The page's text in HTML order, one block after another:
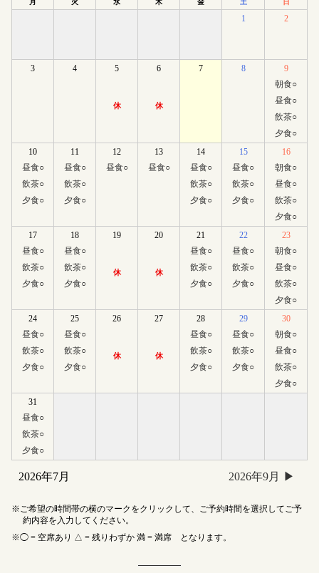
月 火 水 木 金 土 日
1 2
3 4 5
休
6
休
7 8
9
朝食○
昼食○
飲茶○
夕食○
10
昼食○
飲茶○
夕食○
11
昼食○
飲茶○
夕食○
12
昼食○
13
昼食○
14
昼食○
飲茶○
夕食○
15
昼食○
飲茶○
夕食○
16
朝食○
昼食○
飲茶○
夕食○
17
昼食○
飲茶○
夕食○
18
昼食○
飲茶○
夕食○
19
休
20
休
21
昼食○
飲茶○
夕食○
22
昼食○
飲茶○
夕食○
23
朝食○
昼食○
飲茶○
夕食○
24
昼食○
飲茶○
夕食○
25
昼食○
飲茶○
夕食○
26
休
27
休
28
昼食○
飲茶○
夕食○
29
昼食○
飲茶○
夕食○
30
朝食○
昼食○
飲茶○
夕食○
31
昼食○
飲茶○
夕食○
2026年7月 2026年9月
ご希望の時間帯の横のマークをクリックして、ご予約時間を選択してご予
約内容を入力してください。
◯ = 空席あり △ = 残りわずか 満 = 満席 となります。